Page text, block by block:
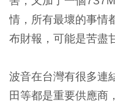
情，所有最壞的事情
布財報，可能是苦盡
波音在台灣有很多連
田等都是重要供應商